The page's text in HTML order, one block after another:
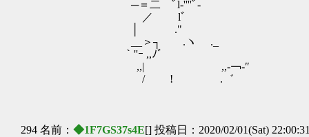
─＝二 ﾞl-''''ﾞ‐ ｀
／ lﾞ .{
│ ." .｀'
__＞┐ .
｀''ｰ ,,ﾉ
,,| ,,-￢‐″ .,..-
/ ! .゛ ￣゛
294 名前： ◆1F7GS37s4E[] 投稿日：2020/02/01(Sat)